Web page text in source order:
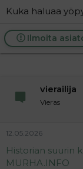
Kuka haluaa
Ilmoita
vierailija
Vieras
12.05.2026
Historian suurin
MURHA.INFO